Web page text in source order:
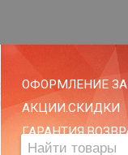
ОФОРМЛЕНИЕ
АКЦИИ.СКИДКИ